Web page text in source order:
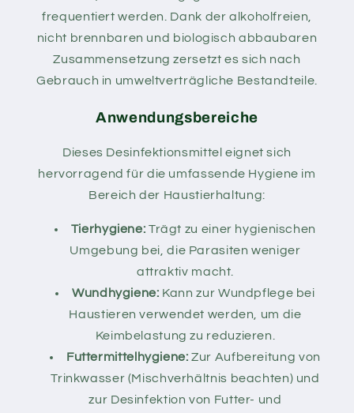
frequentiert werden. Dank der alkoholfreien,
nicht brennbaren und biologisch abbaubaren
Zusammensetzung zersetzt es sich nach
Gebrauch in umweltverträgliche Bestandteile.
Anwendungsbereiche
Dieses Desinfektionsmittel eignet sich
hervorragend für die umfassende Hygiene im
Bereich der Haustierhaltung:
Tierhygiene: Trägt zu einer hygienischen
Umgebung bei, die Parasiten weniger
attraktiv macht.
Wundhygiene: Kann zur Wundpflege bei
Haustieren verwendet werden, um die
Keimbelastung zu reduzieren.
Futtermittelhygiene: Zur Aufbereitung von
Trinkwasser (Mischverhältnis beachten) und
zur Desinfektion von Futter- und